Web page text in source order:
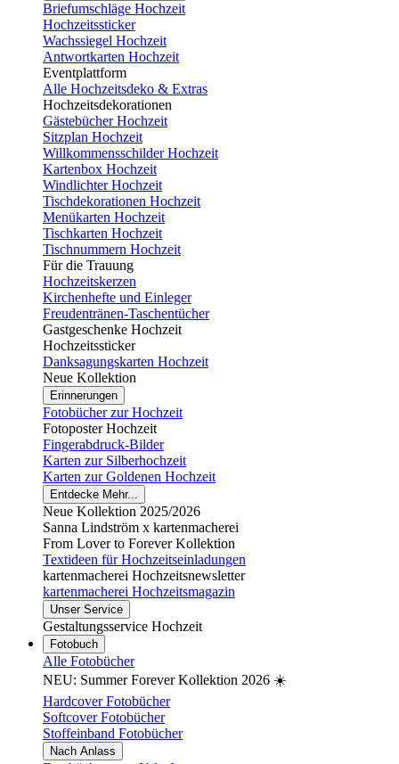
Briefumschläge Hochzeit
Hochzeitssticker
Wachssiegel Hochzeit
Antwortkarten Hochzeit
Eventplattform
Alle Hochzeitsdeko & Extras
Hochzeitsdekorationen
Gästebücher Hochzeit
Sitzplan Hochzeit
Willkommensschilder Hochzeit
Kartenbox Hochzeit
Windlichter Hochzeit
Tischdekorationen Hochzeit
Menükarten Hochzeit
Tischkarten Hochzeit
Tischnummern Hochzeit
Für die Trauung
Hochzeitskerzen
Kirchenhefte und Einleger
Freudentränen-Taschentücher
Gastgeschenke Hochzeit
Hochzeitssticker
Danksagungskarten Hochzeit
Neue Kollektion
Erinnerungen
Fotobücher zur Hochzeit
Fotoposter Hochzeit
Fingerabdruck-Bilder
Karten zur Silberhochzeit
Karten zur Goldenen Hochzeit
Entdecke Mehr...
Neue Kollektion 2025/2026
Sanna Lindström x kartenmacherei
From Lover to Forever Kollektion
Textideen für Hochzeitseinladungen
kartenmacherei Hochzeitsnewsletter
kartenmacherei Hochzeitsmagazin
Unser Service
Gestaltungsservice Hochzeit
Fotobuch
Alle Fotobücher
NEU: Summer Forever Kollektion 2026 ☀️
Hardcover Fotobücher
Softcover Fotobücher
Stoffeinband Fotobücher
Nach Anlass